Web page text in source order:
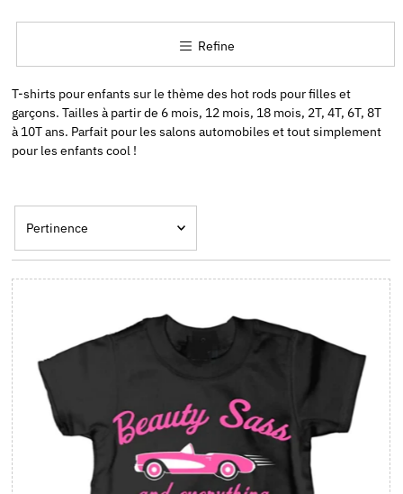
Refine
T-shirts pour enfants sur le thème des hot rods pour filles et
garçons. Tailles à partir de 6 mois, 12 mois, 18 mois, 2T, 4T, 6T, 8T
à 10T ans. Parfait pour les salons automobiles et tout simplement
pour les enfants cool !
En vedette
Meilleures ventes
Alphabétique, de A à Z
Alphabétique, de Z à A
Prix: faible à élevé
Prix: élevé à faible
Date, de la plus
ancienne à la plus